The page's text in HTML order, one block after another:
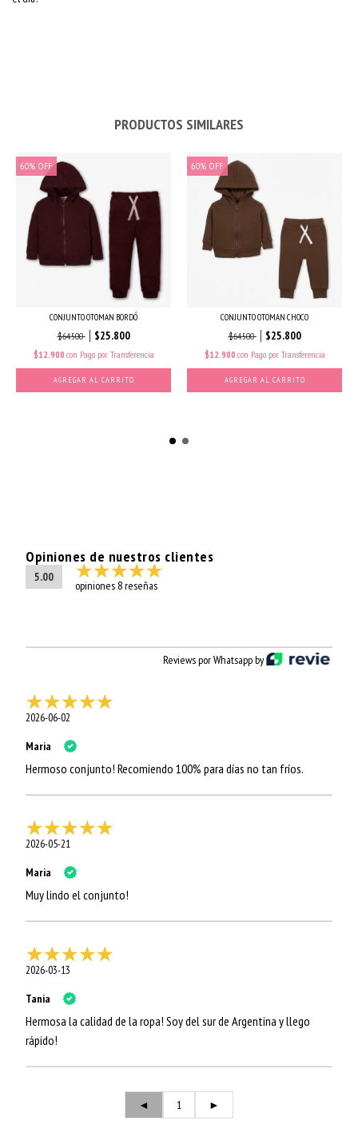
PRODUCTOS SIMILARES
60% OFF
CONJUNTO OTOMAN BORDÓ
$64.500 $25.800
$12.900 con Pago por Transferencia
AGREGAR AL CARRITO
60% OFF
CONJUNTO OTOMAN CHOCO
$64.500 $25.800
$12.900 con Pago por Transferencia
AGREGAR AL CARRITO
Opiniones de nuestros clientes
5.00
opiniones 8 reseñas
Reviews por Whatsapp by
2026-06-02
Maria
Hermoso conjunto! Recomiendo 100% para días no tan fríos.
2026-05-21
Maria
Muy lindo el conjunto!
2026-03-13
Tania
Hermosa la calidad de la ropa! Soy del sur de Argentina y llego
rápido!
◄ 1 ►